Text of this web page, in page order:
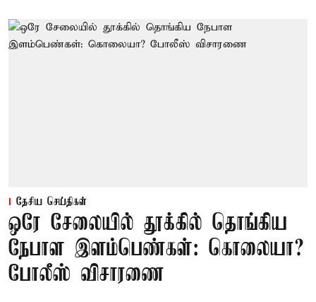
தேசிய செய்திகள்
ஒரே சேலையில் தூக்கில் தொங்கிய
நேபாள இளம்பெண்கள்: கொலையா?
போலீஸ் விசாரணை